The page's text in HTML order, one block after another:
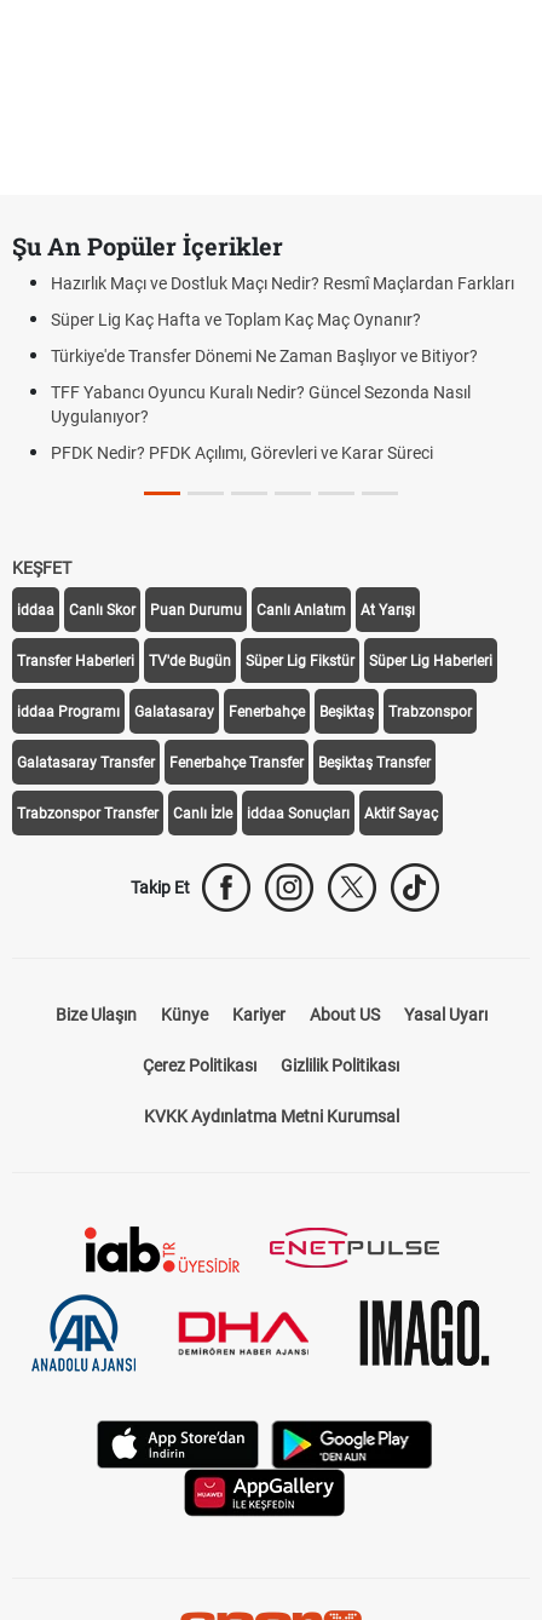
Şu An Popüler İçerikler
Hazırlık Maçı ve Dostluk Maçı Nedir? Resmî Maçlardan Farkları
Süper Lig Kaç Hafta ve Toplam Kaç Maç Oynanır?
Türkiye'de Transfer Dönemi Ne Zaman Başlıyor ve Bitiyor?
TFF Yabancı Oyuncu Kuralı Nedir? Güncel Sezonda Nasıl
Uygulanıyor?
PFDK Nedir? PFDK Açılımı, Görevleri ve Karar Süreci
KEŞFET
iddaa Canlı Skor Puan Durumu Canlı Anlatım At Yarışı
Transfer Haberleri TV'de Bugün Süper Lig Fikstür Süper Lig Haberleri
iddaa Programı Galatasaray Fenerbahçe Beşiktaş Trabzonspor
Galatasaray Transfer Fenerbahçe Transfer Beşiktaş Transfer
Trabzonspor Transfer Canlı İzle iddaa Sonuçları Aktif Sayaç
Takip Et
Bize Ulaşın Künye Kariyer About US Yasal Uyarı
Çerez Politikası Gizlilik Politikası
KVKK Aydınlatma Metni Kurumsal